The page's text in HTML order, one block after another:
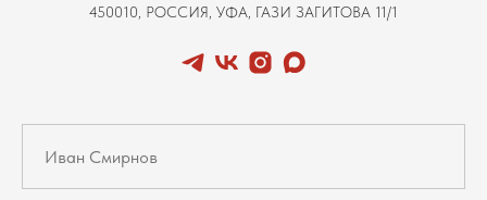
450010, РОССИЯ, УФА, ГАЗИ ЗАГИТОВА 11/1